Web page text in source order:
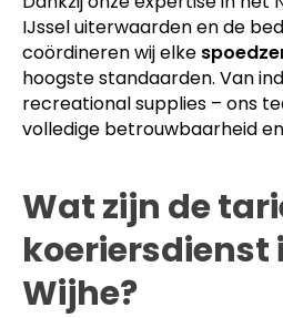
IJssel uiterwaarden en de
coördineren wij elke
hoogste standaarden. Van
recreational supplies – ons
volledige betrouwbaarheid
Wat zijn de
koeriersdienst
Wijhe?